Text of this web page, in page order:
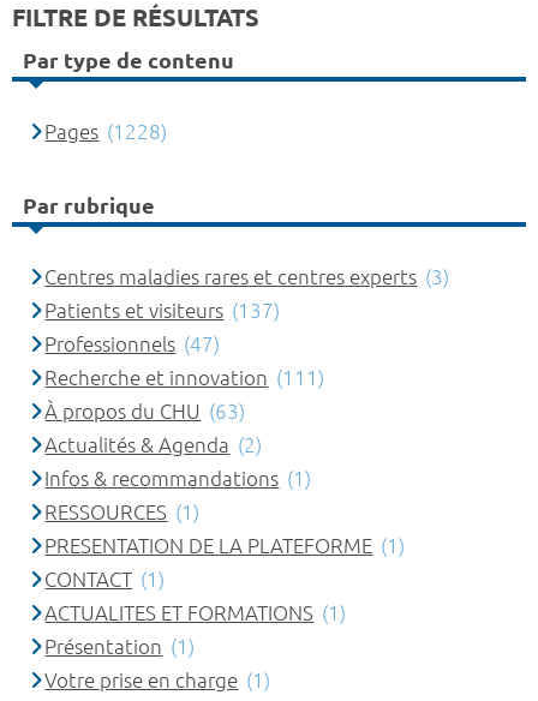
FILTRE DE RÉSULTATS
Par type de contenu
Pages (1228)
Par rubrique
Centres maladies rares et centres experts (3)
Patients et visiteurs (137)
Professionnels (47)
Recherche et innovation (111)
À propos du CHU (63)
Actualités & Agenda (2)
Infos & recommandations (1)
RESSOURCES (1)
PRESENTATION DE LA PLATEFORME (1)
CONTACT (1)
ACTUALITES ET FORMATIONS (1)
Présentation (1)
Votre prise en charge (1)